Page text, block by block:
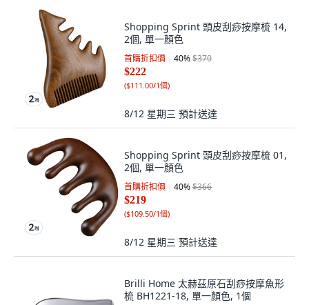
Shopping Sprint 頭皮刮痧按摩梳 14,
2個, 單一顏色
首購折扣價 40%$370
$222
($111.00/1個)
8/12 星期三 預計送達
Shopping Sprint 頭皮刮痧按摩梳 01,
2個, 單一顏色
首購折扣價 40%$366
$219
($109.50/1個)
8/12 星期三 預計送達
Brilli Home 太赫茲原石刮痧按摩魚形
梳 BH1221-18, 單一顏色, 1個